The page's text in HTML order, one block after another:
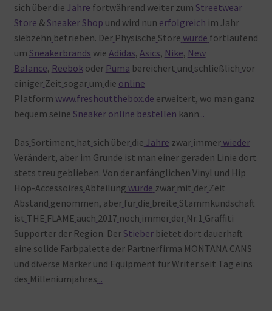
sich über die Jahre fortwährend weiter zum Streetwear
Store &Sneaker Shop und wird nun erfolgreich im Jahr
siebzehn betrieben. Der Physische Store wurde fortlaufend
um Sneakerbrands wie Adidas, Asics, Nike, New
Balance, Reebokoder Puma bereichert und schließlich vor
einiger Zeit sogar um die online
Platform www.freshoutthebox.de erweitert, wo man ganz
bequem seine Sneaker online bestellen kann...
Das Sortiment hat sich über die Jahre zwar immerwieder
Verändert, aber im Grunde ist man einer geraden Linie dort
stets treu geblieben. Von der anfänglichen Vinyl und Hip
Hop-Accessoires Abteilung wurde zwar mit der Zeit
Abstand genommen, aber für die breite Stammkundschaft
ist THE FLAME auch 2017 noch immer der Nr.1 Graffiti
Supporter der Region. DerStieberbietet dort dauerhaft
eine solide Farbpalette der Partnerfirma MONTANA CANS
und diverse Marker und Equipment für Writer seit Tag eins
des Milleniumjahres...